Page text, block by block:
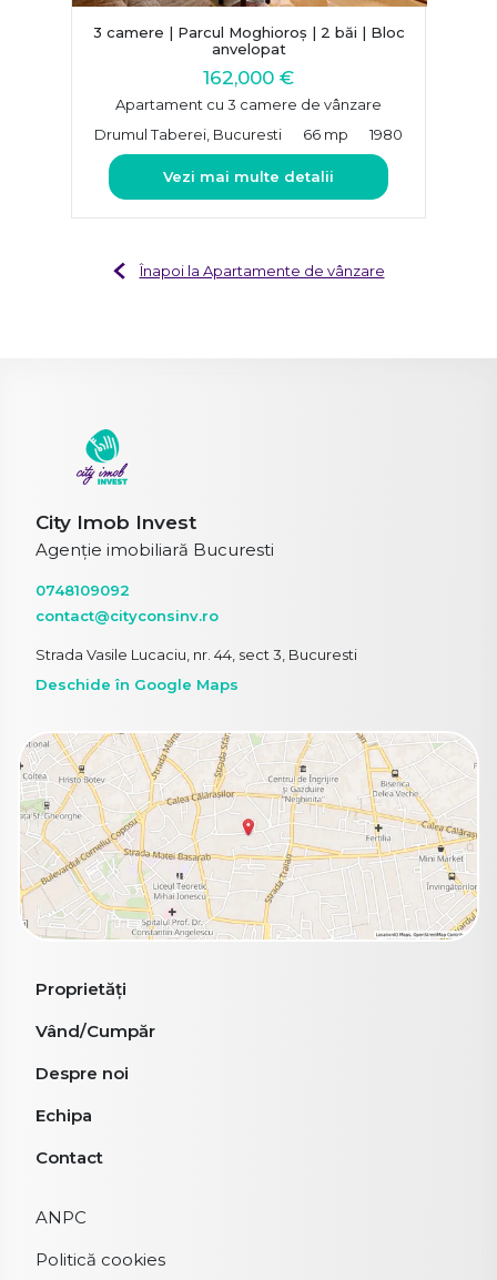
3 camere | Parcul Moghioroș | 2 băi | Bloc
anvelopat
162,000 €
Apartament cu 3 camere de vânzare
Drumul Taberei, Bucuresti
66 mp 1980
Vezi mai multe detalii
Înapoi la Apartamente de vânzare
City Imob Invest
Agenție imobiliară Bucuresti
0748109092
contact@cityconsinv.ro
Strada Vasile Lucaciu, nr. 44, sect 3, Bucuresti
Deschide în Google Maps
Proprietăți
Vând/Cumpăr
Despre noi
Echipa
Contact
ANPC
Politică cookies